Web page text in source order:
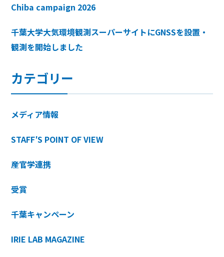
Chiba campaign 2026
千葉大学大気環境観測スーパーサイトにGNSSを設置・
観測を開始しました
カテゴリー
メディア情報
STAFF′S POINT OF VIEW
産官学連携
受賞
千葉キャンペーン
IRIE LAB MAGAZINE